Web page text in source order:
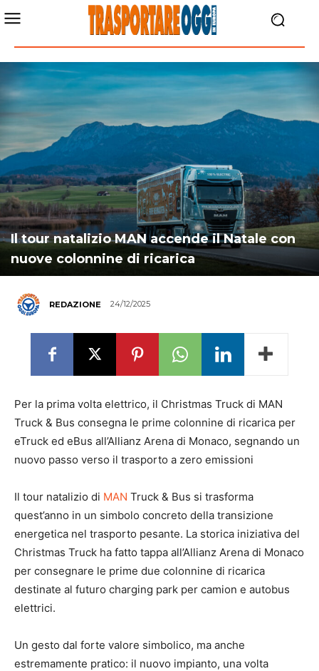
Il tour natalizio MAN accende il Natale con
nuove colonnine di ricarica
REDAZIONE 24/12/2025
Per la prima volta elettrico, il Christmas Truck di MAN
Truck & Bus consegna le prime colonnine di ricarica per
eTruck ed eBus all’Allianz Arena di Monaco, segnando un
nuovo passo verso il trasporto a zero emissioni
Il tour natalizio di MAN Truck & Bus si trasforma
quest’anno in un simbolo concreto della transizione
energetica nel trasporto pesante. La storica iniziativa del
Christmas Truck ha fatto tappa all’Allianz Arena di Monaco
per consegnare le prime due colonnine di ricarica
destinate al futuro charging park per camion e autobus
elettrici.
Un gesto dal forte valore simbolico, ma anche
estremamente pratico: il nuovo impianto, una volta